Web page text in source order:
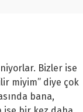
Bizler ise
miyim” diye çok
bana,